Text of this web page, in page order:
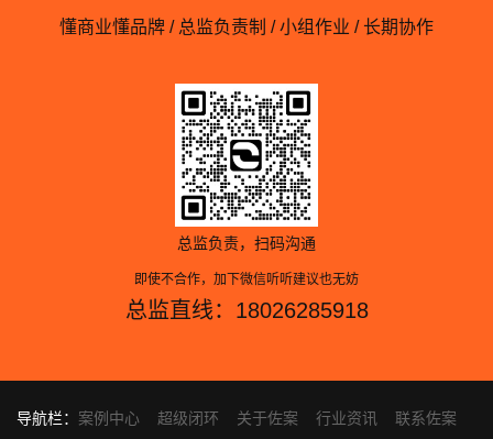
懂商业懂品牌 / 总监负责制 / 小组作业 / 长期协作
总监负责，扫码沟通
即使不合作，加下微信听听建议也无妨
总监直线：18026285918
导航栏： 案例中心 超级闭环 关于佐案 行业资讯 联系佐案